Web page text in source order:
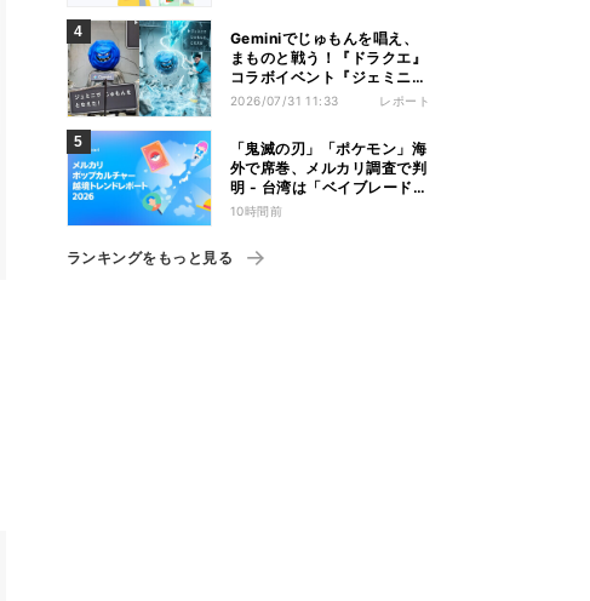
Geminiでじゅもんを唱え、
まものと戦う！『ドラクエ』
コラボイベント『ジェミニク
エスト』を体験してきた
2026/07/31 11:33 レポート
「鬼滅の刃」「ポケモン」海
外で席巻、メルカリ調査で判
明 - 台湾は「ベイブレード」
が首位
10時間前
ランキングをもっと見る